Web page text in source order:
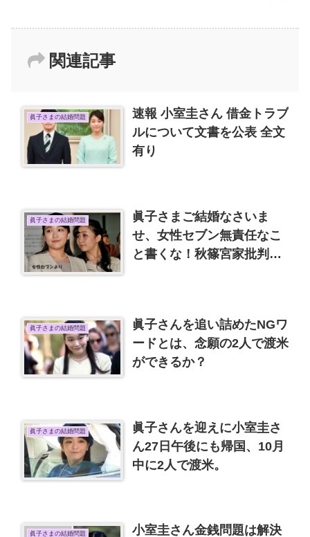
関連記事
眞子さまの結婚問題
速報 小室圭さん 借金トラブ
ルについて文書を公表 全文
有り
眞子さまの結婚問題
眞子さまご結婚なさいま
せ、女性セブン無責任なこ
と書くな！秋篠宮家批判は
眞子さまの結婚問題
眞子さんを追い詰めたNGワ
ードとは、念願の2人で渡米
ができるか？
眞子さまの結婚問題
眞子さんを迎えに小室圭さ
ん27日午後にも帰国、10月
中に2人で渡米。
眞子さまの結婚問題 小室圭さん金銭問題は解決